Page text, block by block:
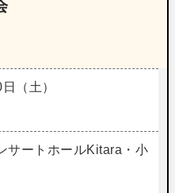
（土）
サートホールKitara・小